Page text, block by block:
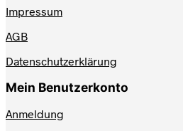
Impressum
AGB
Datenschutzerklärung
Mein Benutzerkonto
Anmeldung